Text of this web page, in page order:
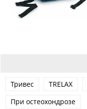
Тривес TRELAX
При остеохондрозе